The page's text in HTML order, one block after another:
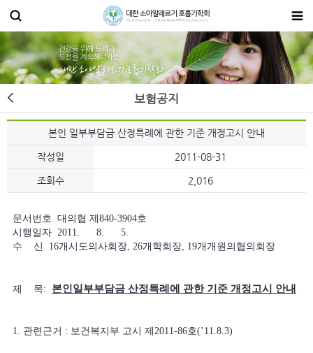
보험공지
본인 일부부담금 산정특례에 관한 기준 개정고시 안내
작성일 2011-08-31
조회수 2,016
문서번호 대의협 제840-3904호
시행일자 2011. 8. 5.
수 신 16개시도의사회장, 26개학회장, 19개개원의협의회장
제 목: 본인일부부담금 산정특례에 관한 기준 개정고시 안내
1. 관련근거 : 보건복지부 고시 제2011-86호(’11.8.3)